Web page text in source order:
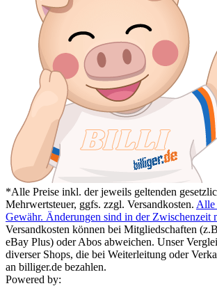
*Alle Preise inkl. der jeweils geltenden
Mehrwertsteuer, ggfs. zzgl. Versandkosten. Alle
Gewähr. Änderungen sind in der Zwischenzeit
Versandkosten können bei Mitgliedschaften
eBay Plus) oder Abos abweichen. Unser
diverser Shops, die bei Weiterleitung oder
an billiger.de bezahlen.
Powered by: